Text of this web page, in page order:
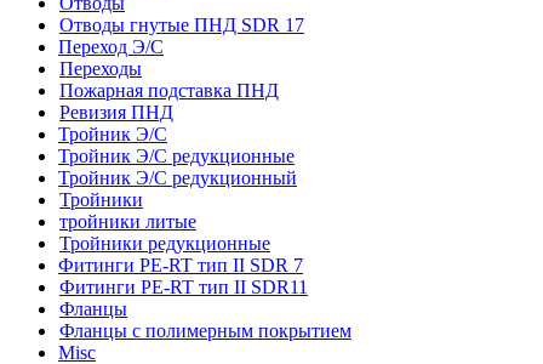
Отводы гнутые ПНД SDR 17
Переход Э/С
Переходы
Пожарная подставка ПНД
Ревизия ПНД
Тройник Э/С
Тройник Э/С редукционные
Тройник Э/С редукционный
Тройники
тройники литые
Тройники редукционные
Фитинги PE-RT тип II SDR 7
Фитинги PE-RT тип II SDR11
Фланцы
Фланцы с полимерным покрытием
Misc